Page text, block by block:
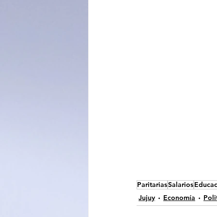
ParitariasSalarios
Jujuy
Economía